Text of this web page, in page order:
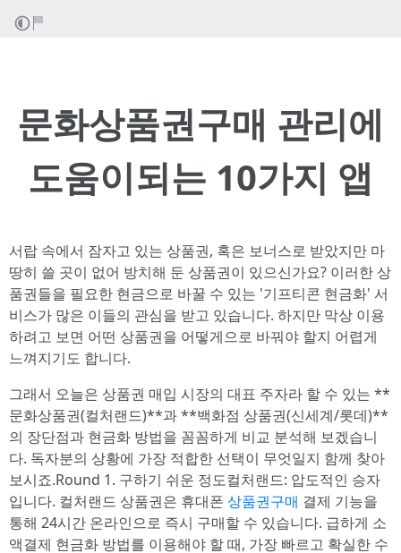
문화상품권구매 관리에
도움이되는 10가지 앱
서랍 속에서 잠자고 있는 상품권, 혹은 보너스로 받았지만 마
땅히 쓸 곳이 없어 방치해 둔 상품권이 있으신가요? 이러한 상
품권들을 필요한 현금으로 바꿀 수 있는 '기프티콘 현금화' 서
비스가 많은 이들의 관심을 받고 있습니다. 하지만 막상 이용
하려고 보면 어떤 상품권을 어떻게으로 바꿔야 할지 어렵게
느껴지기도 합니다.
그래서 오늘은 상품권 매입 시장의 대표 주자라 할 수 있는 **
문화상품권(컬처랜드)**과 **백화점 상품권(신세계/롯데)**
의 장단점과 현금화 방법을 꼼꼼하게 비교 분석해 보겠습니
다. 독자분의 상황에 가장 적합한 선택이 무엇일지 함께 찾아
보시죠.Round 1. 구하기 쉬운 정도컬처랜드: 압도적인 승자
입니다. 컬처랜드 상품권은 휴대폰 상품권구매 결제 기능을
통해 24시간 온라인으로 즉시 구매할 수 있습니다. 급하게 소
액결제 현금화 방법를 이용해야 할 때, 가장 빠르고 확실한 수